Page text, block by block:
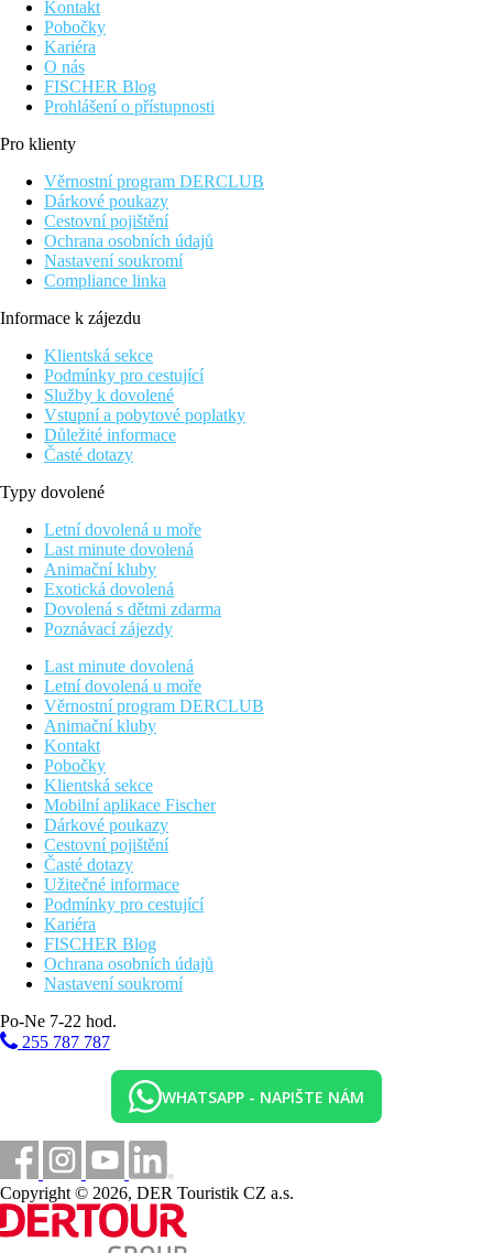
Kontakt
Pobočky
Kariéra
O nás
FISCHER Blog
Prohlášení o přístupnosti
Pro klienty
Věrnostní program DERCLUB
Dárkové poukazy
Cestovní pojištění
Ochrana osobních údajů
Nastavení soukromí
Compliance linka
Informace k zájezdu
Klientská sekce
Podmínky pro cestující
Služby k dovolené
Vstupní a pobytové poplatky
Důležité informace
Časté dotazy
Typy dovolené
Letní dovolená u moře
Last minute dovolená
Animační kluby
Exotická dovolená
Dovolená s dětmi zdarma
Poznávací zájezdy
Last minute dovolená
Letní dovolená u moře
Věrnostní program DERCLUB
Animační kluby
Kontakt
Pobočky
Klientská sekce
Mobilní aplikace Fischer
Dárkové poukazy
Cestovní pojištění
Časté dotazy
Užitečné informace
Podmínky pro cestující
Kariéra
FISCHER Blog
Ochrana osobních údajů
Nastavení soukromí
Po-Ne 7-22 hod.
255 787 787
WHATSAPP - NAPIŠTE NÁM
Copyright © 2026, DER Touristik CZ a.s.